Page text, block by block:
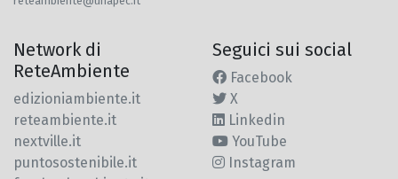
Network di
ReteAmbiente
edizioniambiente.it
reteambiente.it
nextville.it
puntosostenibile.it
Seguici sui social
Facebook
X
Linkedin
YouTube
Instagram